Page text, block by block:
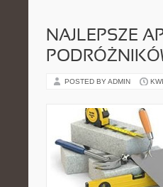
NAJLEPSZE
POSTED BY ADMIN